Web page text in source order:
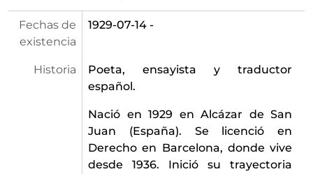
Fechas de
existencia
1929-07-14 -
Historia
Poeta, ensayista y traductor
español.
Nació en 1929 en Alcázar de San
Juan (España). Se licenció en
Derecho en Barcelona, donde vive
desde 1936. Inició su trayectoria